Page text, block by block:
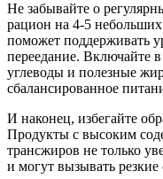
Не забывайте о
рацион на 4-5
поможет поддерживать
переедание. Включайте
углеводы и полезные
сбалансированное
И наконец, избегайте
Продукты с высоким
трансжиров не только
и могут вызывать резкие